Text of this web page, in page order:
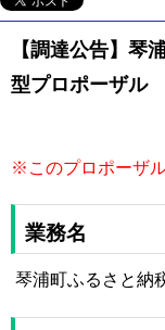
【調達公告】琴
型プロポーザル
※このプロポーザ
業務名
琴浦町ふるさと納